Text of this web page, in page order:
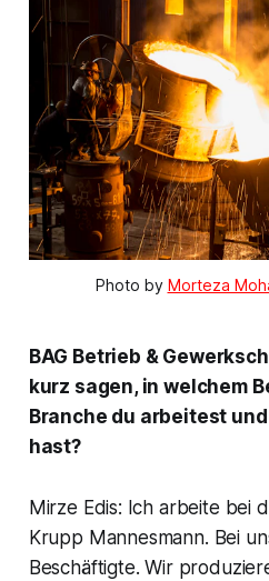
Photo by Morteza
BAG Betrieb &
kurz sagen, in welchem
Branche du arbeitest
hast?
Mirze Edis: Ich arbeite bei
Krupp Mannesmann. Bei
Beschäftigte. Wir